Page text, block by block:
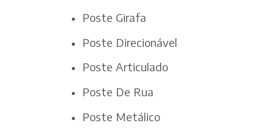
Poste Girafa
Poste Direcionável
Poste Articulado
Poste De Rua
Poste Metálico